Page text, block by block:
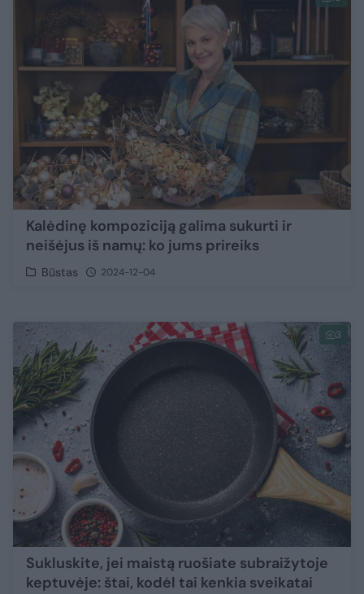
Kalėdinę kompoziciją galima sukurti ir
neišėjus iš namų: ko jums prireiks
Būstas 2024-12-04
3
Sukluskite, jei maistą ruošiate subraižytoje
keptuvėje: štai, kodėl tai kenkia sveikatai